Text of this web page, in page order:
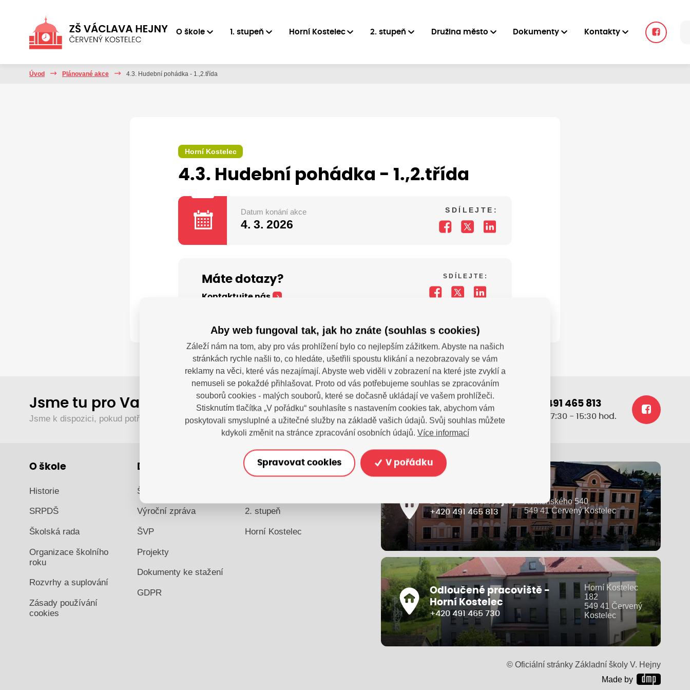
O škole 1. stupeň Horní Kostelec 2. stupeň Družina město Dokumenty Kontakty
Úvod Plánované akce 4.3. Hudební pohádka - 1.,2.třída
Horní Kostelec
4.3. Hudební pohádka - 1.,2.třída
Datum konání akce
4. 3. 2026
SDÍLEJTE:
Máte dotazy?
Kontaktujte nás
SDÍLEJTE:
Jsme tu pro Vaše děti.
Jsme k dispozici, pokud potřebujete pomoci.
zsvhejny@zsvhejny.cz
+420 491 465 813
po-pá: 7:30 - 15:30 hod.
O škole
Historie
SRPDŠ
Školská rada
Organizace školního
roku
Rozvrhy a suplování
Zásady používání
cookies
Dokumenty
Školní řád
Výroční zpráva
ŠVP
Projekty
Dokumenty ke stažení
GDPR
Kontakty
2. stupeň
Horní Kostelec
ZŠ Václava Hejny
+420 491 465 813
Komenského 540
549 41 Červený Kostelec
Odloučené pracoviště -
Horní Kostelec
+420 491 465 730
Horní Kostelec
182
549 41 Červený
Kostelec
© Oficiální stránky Základní školy V. Hejny
Made by
Aby web fungoval tak, jak ho znáte (souhlas s cookies)
Záleží nám na tom, aby pro vás prohlížení bylo co nejlepším zážitkem. Abyste na našich
stránkách rychle našli to, co hledáte, ušetřili spoustu klikání a nezobrazovaly se vám
reklamy na věci, které vás nezajímají. Abyste web viděli v zobrazení na které jste zvyklí a
nemuseli se pokaždé přihlašovat. Proto od vás potřebujeme souhlas se zpracováním
souborů cookies - malých souborů, které se dočasně ukládají ve vašem prohlížeči.
Stisknutím tlačítka „V pořádku“ souhlasíte s nastavením cookies tak, abychom vám
poskytovali smysluplné a užitečné služby na základě vašich údajů. Svůj souhlas můžete
kdykoli změnit na stránce zpracování osobních údajů. Více informací
Spravovat cookies V pořádku